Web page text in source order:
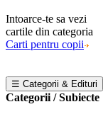
Intoarce-te sa vezi
cartile din categoria
Carti pentru copii
☰ Categorii & Edituri
Categorii / Subiecte